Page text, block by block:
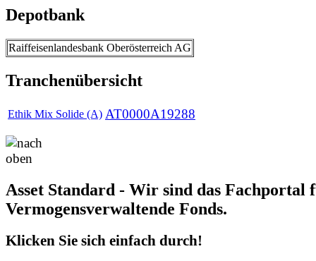
Depotbank
Raiffeisenlandesbank Oberösterreich AG
Tranchenübersicht
Ethik Mix Solide (A) AT0000A19288
Asset Standard - Wir sind das Fachportal
Vermogensverwaltende Fonds.
Klicken Sie sich einfach durch!